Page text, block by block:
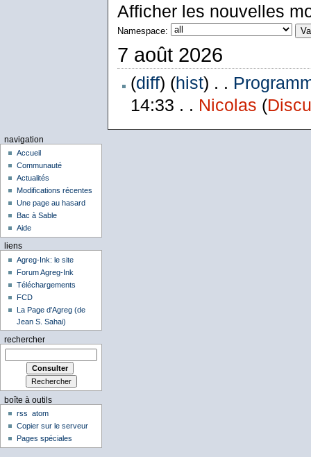
Afficher les nouvelles
Namespace:
7 août 2026
(diff) (hist) . .
14:33 . . Nicolas (
navigation
Accueil
Communauté
Actualités
Modifications récentes
Une page au hasard
Bac à Sable
Aide
liens
Agreg-Ink: le site
Forum Agreg-Ink
Téléchargements
FCD
La Page d'Agreg (de
Jean S. Sahai)
rechercher
boîte à outils
rss
atom
Copier sur le serveur
Pages spéciales